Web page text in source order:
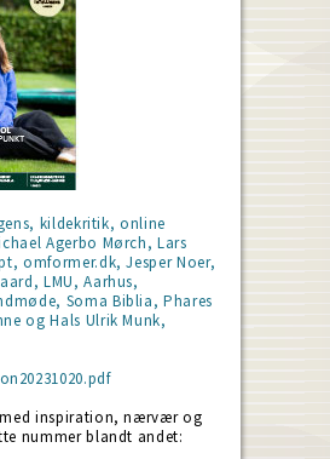
kildekritik, online
Agerbo Mørch, Lars
omformer.dk, Jesper Noer,
LMU, Aarhus,
Soma Biblia, Phares
og Hals Ulrik Munk,
med inspiration, nærvær og
nummer blandt andet: